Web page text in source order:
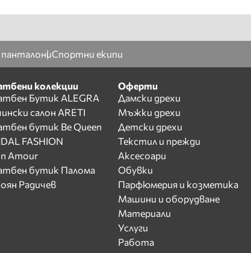
Спортни екипи
колекции
Бутик ALEGRA
салон ARETI
бутик Be Queen
FASHION
Amour
бутик Палома
Радичев
Оферти
Дамски дрехи
Мъжки дрехи
Детски дрехи
Текстил и прежди
Аксесоари
Обувки
Парфюмерия и козметика
Машини и оборудване
Материали
Услуги
Работа